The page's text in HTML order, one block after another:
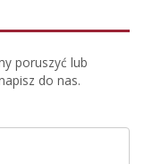
poruszyć lub
do nas.